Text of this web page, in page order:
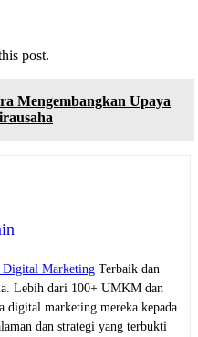
post.
Mengembangkan Upaya
Digital Marketing Terbaik dan
Lebih dari 100+ UMKM dan
digital marketing mereka kepada
dan strategi yang terbukti